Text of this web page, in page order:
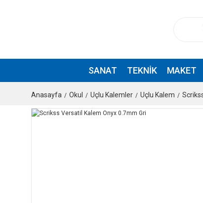
SANAT TEKNIK MAKET
Anasayfa Okul Uçlu Kalemler Uçlu Kalem